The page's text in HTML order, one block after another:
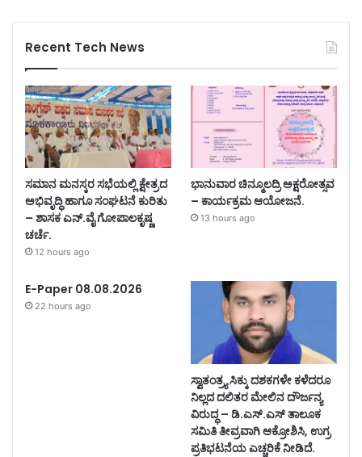
Recent Tech News
ಸಮಾನ ಮನಸ್ಕರ ಸಭೆಯಲ್ಲಿ ಕ್ಷೇತ್ರದ
ಅಭಿವೃದ್ಧಿ ಹಾಗೂ ಸಂಘಟನೆ ಕುರಿತು
– ಶಾಸಕ ಎನ್.ವೈ ಗೋಪಾಲಕೃಷ್ಣ
ಚರ್ಚೆ.
12 hours ago
ಭಾನುವಾರ ಚಿನ್ಮೂಲದ್ರಿ ಅಕ್ಷರೋತ್ಸವ
– ಕಾರ್ಯಕ್ರಮ ಆಯೋಜನೆ.
13 hours ago
E-Paper 08.08.2026
22 hours ago
ಸ್ವಾತಂತ್ರ್ಯ ಸಿಕ್ಕು ದಶಕಗಳೇ ಕಳೆದರೂ
ನಿಲ್ಲದ ದಲಿತರ ಮೇಲಿನ ದೌರ್ಜನ್ಯ
ವಿರುದ್ಧ – ಡಿ.ಎಸ್.ಎಸ್ ತಾಲೂಕ
ಸಮಿತಿ ತೀವ್ರವಾಗಿ ಆಕ್ರೋಶಿಸಿ, ಉಗ್ರ
ಪ್ರತಿಭಟನೆಯ ಎಚ್ಚರಿಕೆ ನೀಡಿದೆ.